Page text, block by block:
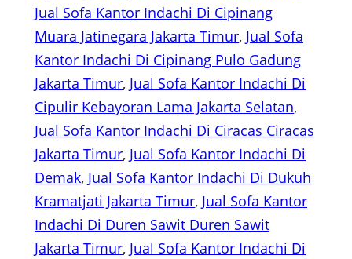
Jual Sofa Kantor Indachi Di Cipinang
Muara Jatinegara Jakarta Timur, Jual Sofa
Kantor Indachi Di Cipinang Pulo Gadung
Jakarta Timur, Jual Sofa Kantor Indachi Di
Cipulir Kebayoran Lama Jakarta Selatan
Jual Sofa Kantor Indachi Di Ciracas Ciracas
Jakarta Timur, Jual Sofa Kantor Indachi Di
Demak, Jual Sofa Kantor Indachi Di Dukuh
Kramatjati Jakarta Timur, Jual Sofa Kantor
Indachi Di Duren Sawit Duren Sawit
Jakarta Timur, Jual Sofa Kantor Indachi Di